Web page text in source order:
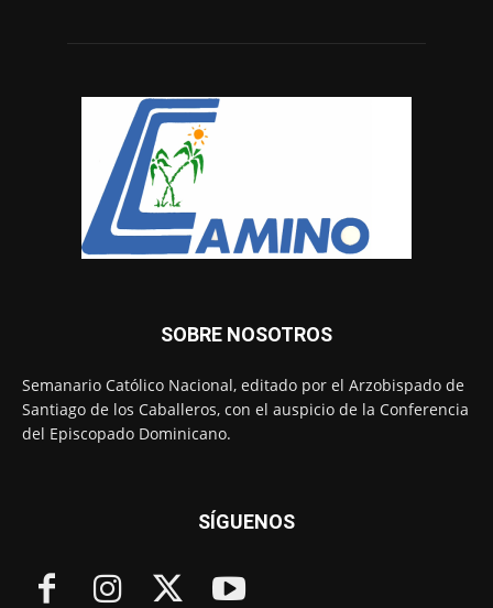
SOBRE NOSOTROS
Semanario Católico Nacional, editado por el Arzobispado de
Santiago de los Caballeros, con el auspicio de la Conferencia
del Episcopado Dominicano.
SÍGUENOS